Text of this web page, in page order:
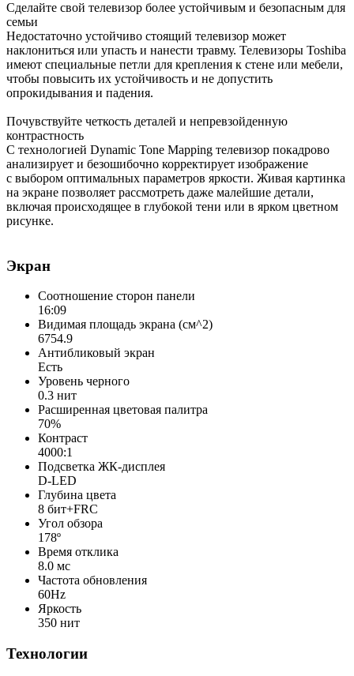
Сделайте свой телевизор более устойчивым и безопасным для
семьи
Недостаточно устойчиво стоящий телевизор может
наклониться или упасть и нанести травму. Телевизоры Toshiba
имеют специальные петли для крепления к стене или мебели,
чтобы повысить их устойчивость и не допустить
опрокидывания и падения.
Почувствуйте четкость деталей и непревзойденную
контрастность
С технологией Dynamic Tone Mapping телевизор покадрово
анализирует и безошибочно корректирует изображение
с выбором оптимальных параметров яркости. Живая картинка
на экране позволяет рассмотреть даже малейшие детали,
включая происходящее в глубокой тени или в ярком цветном
рисунке.
Экран
Соотношение сторон панели
16:09
Видимая площадь экрана (см^2)
6754.9
Антибликовый экран
Есть
Уровень черного
0.3 нит
Расширенная цветовая палитра
70%
Контраст
4000:1
Подсветка ЖК-дисплея
D-LED
Глубина цвета
8 бит+FRC
Угол обзора
178º
Время отклика
8.0 мс
Частота обновления
60Hz
Яркость
350 нит
Технологии